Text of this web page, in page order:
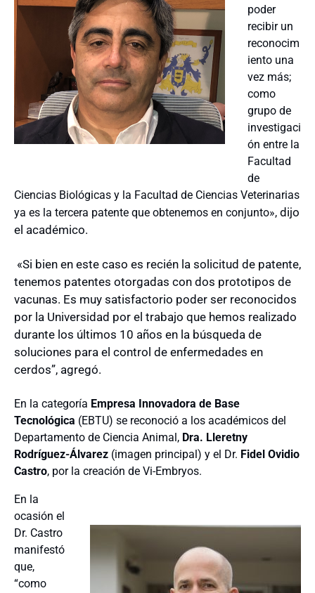
poder
recibir un
reconocim
iento una
vez más;
como
grupo de
investigaci
ón entre la
Facultad
de
Ciencias Biológicas y la Facultad de Ciencias Veterinarias
ya es la tercera patente que obtenemos en conjunto», dijo
el académico.
«Si bien en este caso es recién la solicitud de patente,
tenemos patentes otorgadas con dos prototipos de
vacunas. Es muy satisfactorio poder ser reconocidos
por la Universidad por el trabajo que hemos realizado
durante los últimos 10 años en la búsqueda de
soluciones para el control de enfermedades en
cerdos”, agregó.
En la categoría Empresa Innovadora de Base
Tecnológica (EBTU) se reconoció a los académicos del
Departamento de Ciencia Animal, Dra. Lleretny
Rodríguez-Álvarez (imagen principal) y el Dr. Fidel Ovidio
Castro, por la creación de Vi-Embryos.
En la
ocasión el
Dr. Castro
manifestó
que,
“como